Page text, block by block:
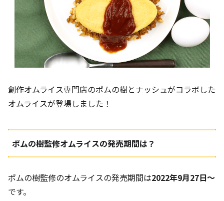
創作オムライス専門店のポムの樹とナッシュがコラボした
オムライスが登場しました！
ポムの樹監修オムライスの発売期間は？
ポムの樹監修のオムライスの発売期間は2022年9月27日～
です。